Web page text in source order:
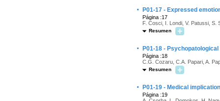
· P01-17 - Expressed
Página :17
F. Cosci, I. Londi, V. Patussi, S.
Resumen
· P01-18 -
Página :18
C.G. Cozaru, C.A. Papari, A.
Resumen
· P01-19 - Medical
Página :19